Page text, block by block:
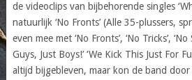
de videoclips van bijbehorende singles
natuurlijk ‘No Fronts’ (Alle 35-plussers,
even mee met ‘No Fronts’, ‘No Tricks’,
Guys, Just Boys!’ ‘We Kick This Just For
altijd bijgebleven, maar kon de band